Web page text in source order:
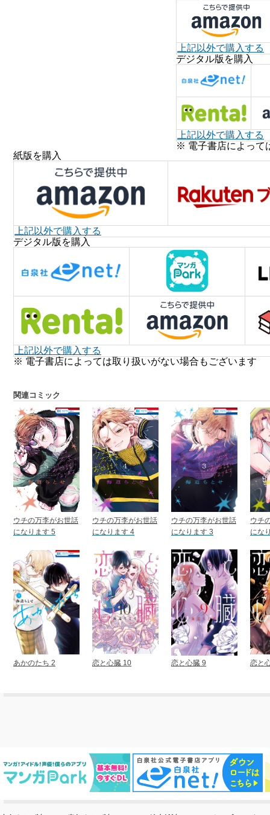
上記以外で購入する
デジタル版を購入
上記以外で購入する
※ 電子書店によって
紙版を購入
上記以外で購入する
デジタル版を購入
上記以外で購入する
※ 電子書店によっては取り扱いがない場合もございます
関連コミック
ウチの万李がお世話
になります 5
ウチの万李がお世話
になります 4
ウチの万李がお世話
になります 3
ウチ
にな
あかのたち 2 恋と心臓 10 恋と心臓 9 恋と